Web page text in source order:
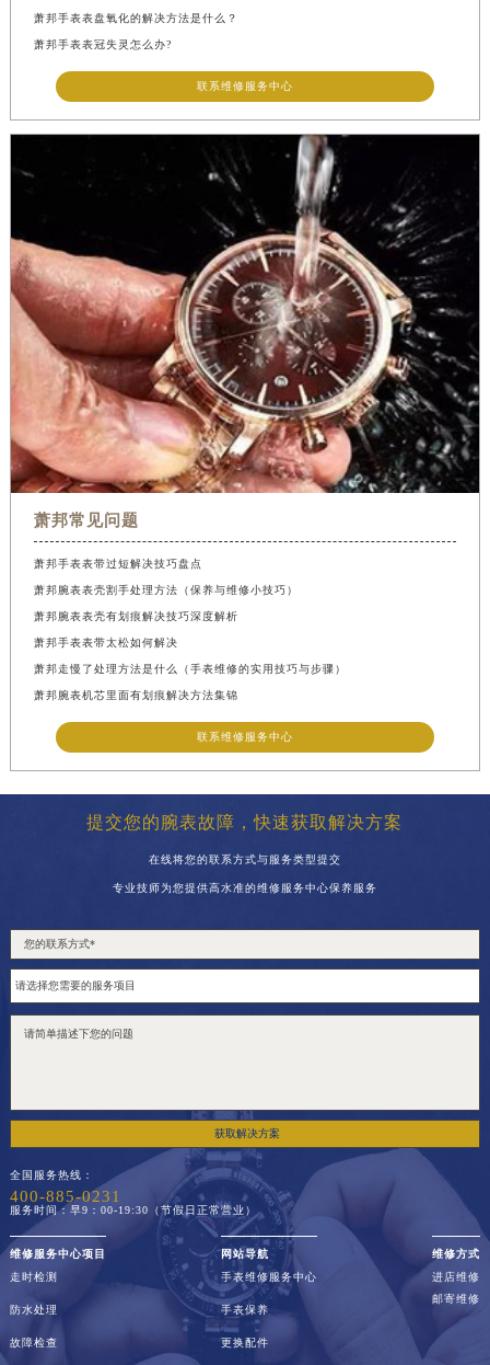
萧邦手表表盘氧化的解决方法是什么？
萧邦手表表冠失灵怎么办?
联系维修服务中心
萧邦常见问题
萧邦手表表带过短解决技巧盘点
萧邦腕表表壳割手处理方法（保养与维修小技巧）
萧邦腕表表壳有划痕解决技巧深度解析
萧邦手表表带太松如何解决
萧邦走慢了处理方法是什么（手表维修的实用技巧与步骤）
萧邦腕表机芯里面有划痕解决方法集锦
联系维修服务中心
提交您的腕表故障，快速获取解决方案
在线将您的联系方式与服务类型提交
专业技师为您提供高水准的维修服务中心保养服务
获取解决方案
全国服务热线：
400-885-0231
服务时间：早9：00-19:30（节假日正常营业）
维修服务中心项目
走时检测
防水处理
故障检查
网站导航
手表维修服务中心
手表保养
更换配件
维修方式
进店维修
邮寄维修